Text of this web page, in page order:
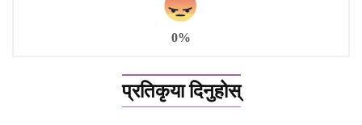
0%
प्रतिकृया दिनुहोस्